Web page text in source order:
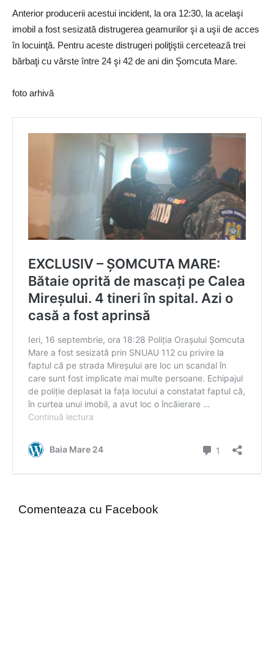
Anterior producerii acestui incident, la ora 12:30, la acelaşi
imobil a fost sesizată distrugerea geamurilor şi a uşii de acces
în locuinţă. Pentru aceste distrugeri poliţiştii cercetează trei
bărbaţi cu vârste între 24 şi 42 de ani din Şomcuta Mare.
foto arhivă
Comenteaza cu Facebook